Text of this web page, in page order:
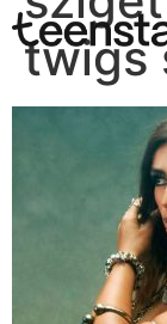
twigs